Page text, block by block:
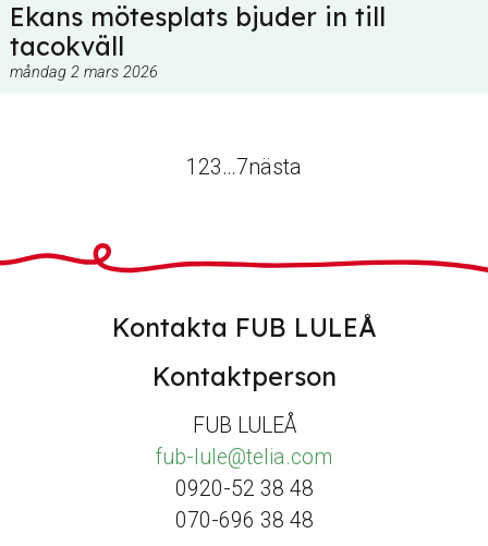
Ekans mötesplats bjuder in till
tacokväll
måndag 2 mars 2026
1 23…7nästa
Kontakta FUB LULEÅ
Kontaktperson
FUB LULEÅ
fub-lule@telia.com
0920-52 38 48
070-696 38 48